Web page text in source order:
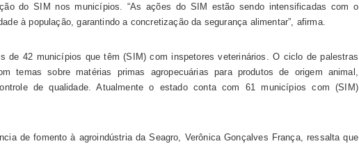
do SIM nos municípios. “As ações do SIM estão sendo intensificadas com o
à população, garantindo a concretização da segurança alimentar”, afirma.
de 42 municípios que têm (SIM) com inspetores veterinários. O ciclo de palestras
temas sobre matérias primas agropecuárias para produtos de origem animal,
de qualidade. Atualmente o estado conta com 61 municípios com (SIM)
de fomento à agroindústria da Seagro, Verônica Gonçalves França, ressalta que